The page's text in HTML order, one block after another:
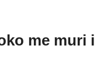
me muri i